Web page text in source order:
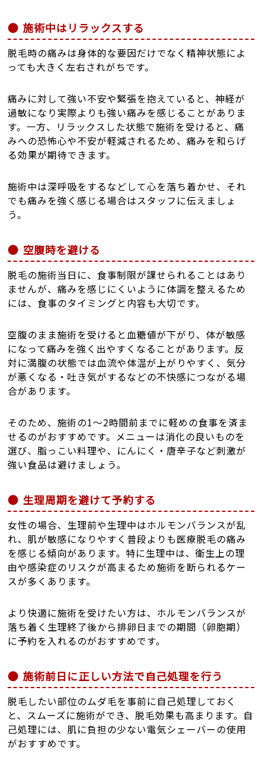
施術中はリラックスする
脱毛時の痛みは身体的な要因だけでなく精神状態によ
っても大きく左右されがちです。
痛みに対して強い不安や緊張を抱えていると、神経が
過敏になり実際よりも強い痛みを感じることがありま
す。一方、リラックスした状態で施術を受けると、痛
みへの恐怖心や不安が軽減されるため、痛みを和らげ
る効果が期待できます。
施術中は深呼吸をするなどして心を落ち着かせ、それ
でも痛みを強く感じる場合はスタッフに伝えましょ
う。
空腹時を避ける
脱毛の施術当日に、食事制限が課せられることはあり
ませんが、痛みを感じにくいように体調を整えるため
には、食事のタイミングと内容も大切です。
空腹のまま施術を受けると血糖値が下がり、体が敏感
になって痛みを強く出やすくなることがあります。反
対に満腹の状態では血流や体温が上がりやすく、気分
が悪くなる・吐き気がするなどの不快感につながる場
合があります。
そのため、施術の1〜2時間前までに軽めの食事を済ま
せるのがおすすめです。メニューは消化の良いものを
選び、脂っこい料理や、にんにく・唐辛子など刺激が
強い食品は避けましょう。
生理周期を避けて予約する
女性の場合、生理前や生理中はホルモンバランスが乱
れ、肌が敏感になりやすく普段よりも医療脱毛の痛み
を感じる傾向があります。特に生理中は、衛生上の理
由や感染症のリスクが高まるため施術を断られるケー
スが多くあります。
より快適に施術を受けたい方は、ホルモンバランスが
落ち着く生理終了後から排卵日までの期間（卵胞期）
に予約を入れるのがおすすめです。
施術前日に正しい方法で自己処理を行う
脱毛したい部位のムダ毛を事前に自己処理しておく
と、スムーズに施術ができ、脱毛効果も高まります。自
己処理には、肌に負担の少ない電気シェーバーの使用
がおすすめです。